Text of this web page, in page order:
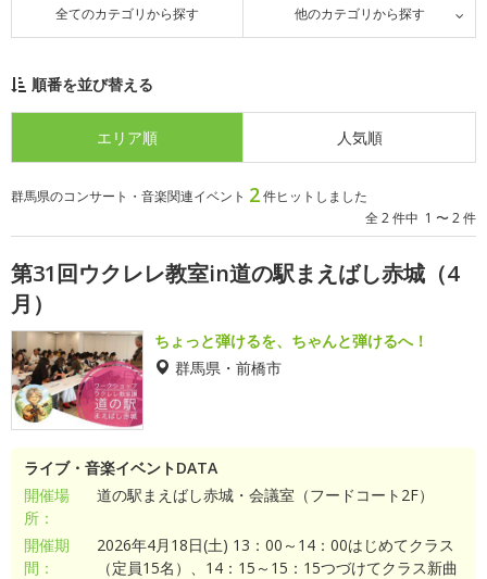
全てのカテゴリから探す 他のカテゴリから探す
順番を並び替える
エリア順 人気順
群馬県のコンサート・音楽関連イベント 2件ヒットしました
全 2 件中 1 〜 2 件
第31回ウクレレ教室in道の駅まえばし赤城（4
月）
ちょっと弾けるを、ちゃんと弾けるへ！
群馬県・前橋市
ライブ・音楽イベントDATA
開催場
所：
道の駅まえばし赤城・会議室（フードコート2F）
開催期
間：
2026年4月18日(土) 13：00～14：00はじめてクラス
（定員15名）、14：15～15：15つづけてクラス新曲